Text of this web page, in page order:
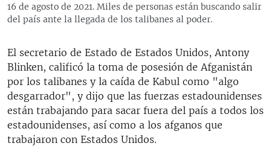
SER VIEJO EN CUBA
LOS SANTOS DE HIALEAH
DESINFORMACIÓN RUSA EN AMÉRICA LATINA
LA INVASIÓN DE RUSIA A UCRANIA
SÍGUENOS
16 de agosto de 2021. Miles de personas están buscando salir
del país ante la llegada de los talibanes al poder.
El secretario de Estado de Estados Unidos, Antony
Blinken, calificó la toma de posesión de Afganistán
por los talibanes y la caída de Kabul como "algo
desgarrador", y dijo que las fuerzas estadounidenses
están trabajando para sacar fuera del país a todos los
estadounidenses, así como a los afganos que
trabajaron con Estados Unidos.